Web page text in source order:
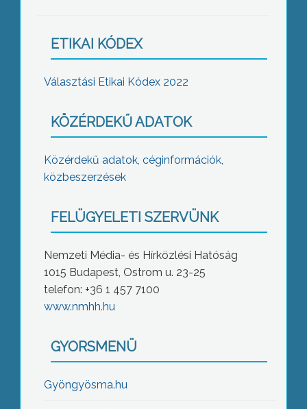
ETIKAI KÓDEX
Választási Etikai Kódex 2022
KÖZÉRDEKŰ ADATOK
Közérdekű adatok, céginformációk,
közbeszerzések
FELÜGYELETI SZERVÜNK
Nemzeti Média- és Hírközlési Hatóság
1015 Budapest, Ostrom u. 23-25
telefon: +36 1 457 7100
www.nmhh.hu
GYORSMENÜ
Gyöngyösma.hu